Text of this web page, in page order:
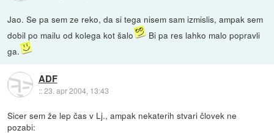
Jao. Se pa sem ze reko, da si tega nisem sam izmislis, ampak sem
dobil po mailu od kolega kot šalo
Bi pa res lahko malo popravli
ga.
ADF
::23. apr 2004, 13:43
Sicer sem že lep čas v Lj., ampak nekaterih stvari človek ne
pozabi: